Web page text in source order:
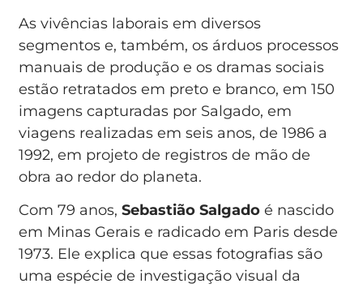
As vivências laborais em diversos
segmentos e, também, os árduos processos
manuais de produção e os dramas sociais
estão retratados em preto e branco, em 150
imagens capturadas por Salgado, em
viagens realizadas em seis anos, de 1986 a
1992, em projeto de registros de mão de
obra ao redor do planeta.
Com 79 anos,Sebastião Salgado é nascido
em Minas Gerais e radicado em Paris desde
1973. Ele explica que essas fotografias são
uma espécie de investigação visual da